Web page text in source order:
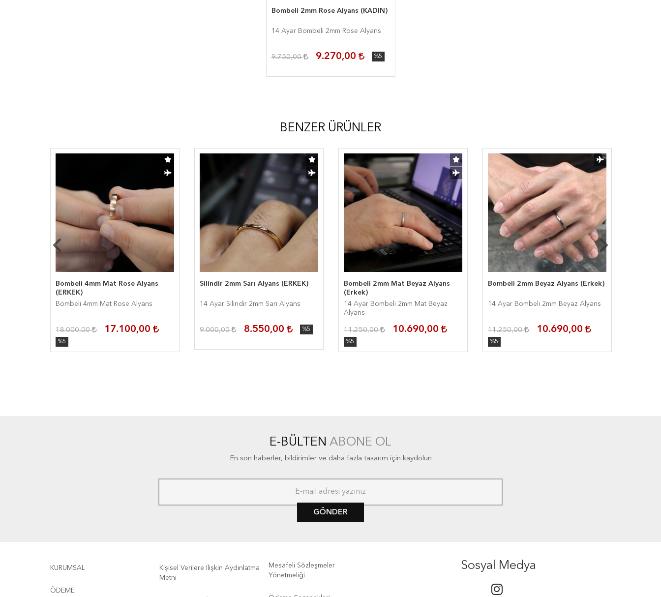
Bombeli 2mm Rose Alyans (KADIN)
14 Ayar Bombeli 2mm Rose Alyans
9.750,00 9.270,00 %5
BENZER ÜRÜNLER
Bombeli 4mm Mat Rose Alyans
(ERKEK)
Bombeli 4mm Mat Rose Alyans
18.000,00 17.100,00
%5
Silindir 2mm Sarı Alyans (ERKEK)
14 Ayar Silindir 2mm Sarı Alyans
9.000,00 8.550,00 %5
Bombeli 2mm Mat Beyaz Alyans
(Erkek)
14 Ayar Bombeli 2mm Mat Beyaz
Alyans
11.250,00 10.690,00
%5
Bombeli 2mm Beyaz Alyans (Erkek)
14 Ayar Bombeli 2mm Beyaz Alyans
11.250,00 10.690,00
%5
E-BÜLTEN ABONE OL
En son haberler, bildirimler ve daha fazla tasarım için kaydolun
GÖNDER
KURUMSAL
ÖDEME
Kişisel Verilere İlişkin Aydınlatma
Metni
Mesafeli Sözleşmeler
Yönetmeliği
Sosyal Medya